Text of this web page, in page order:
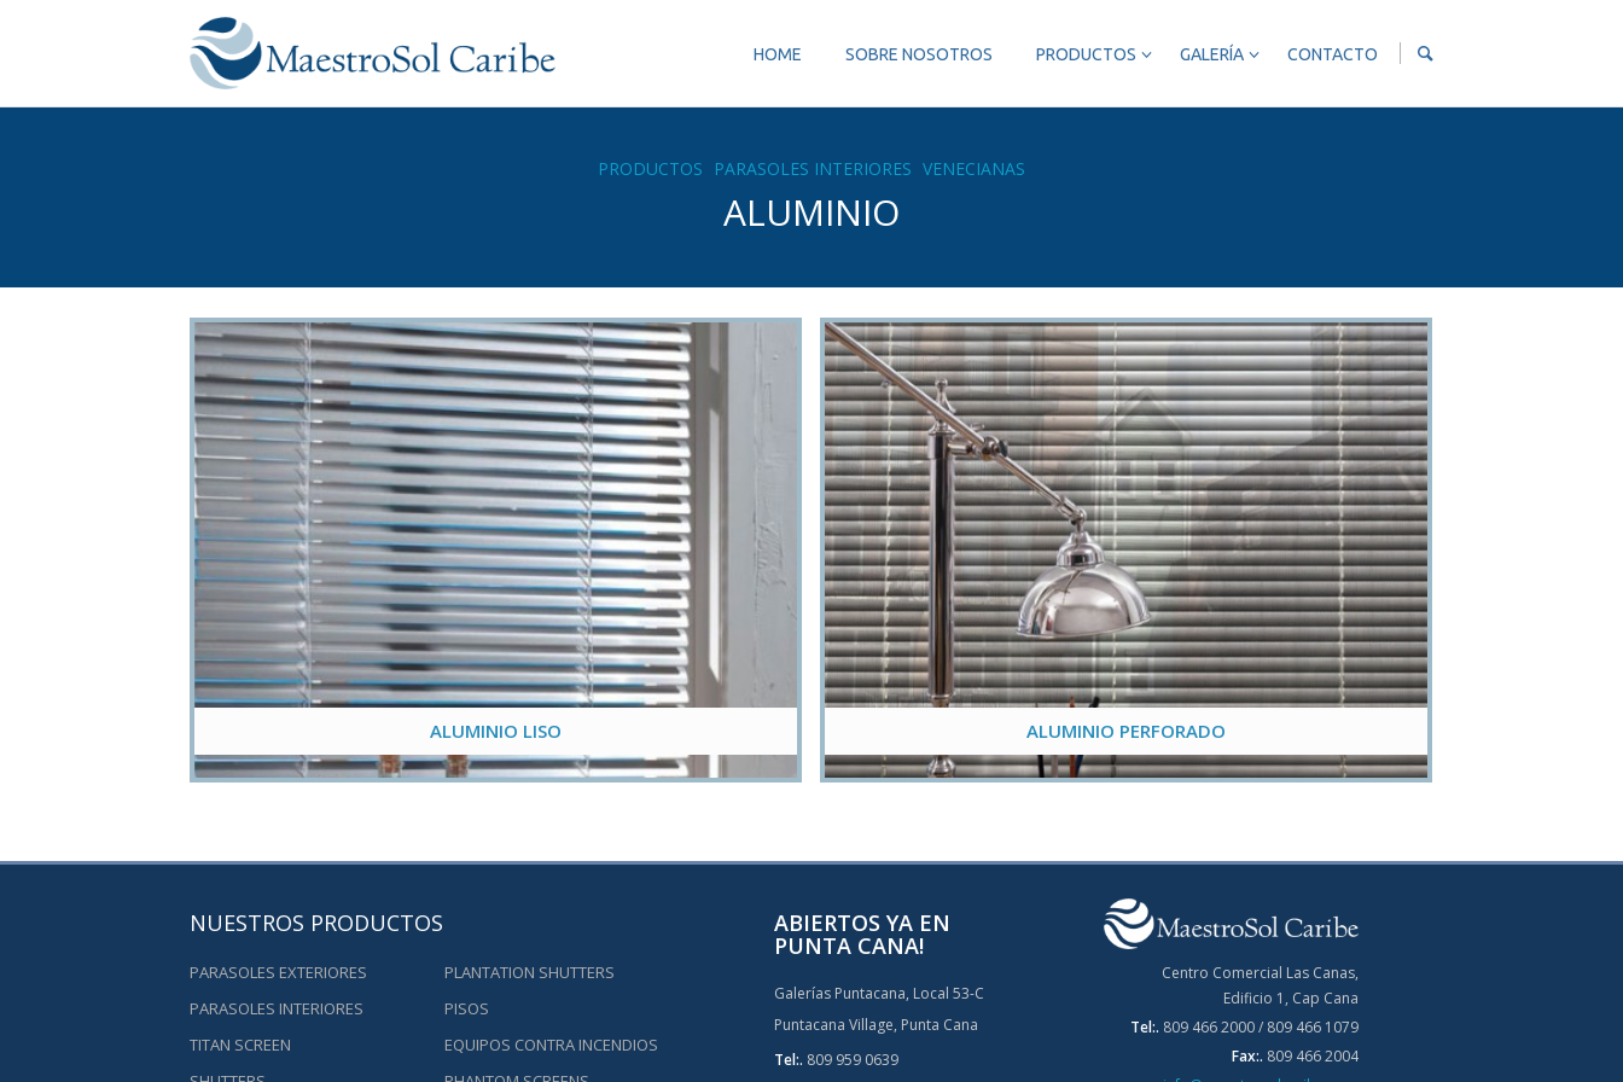
HOME SOBRE NOSOTROS PRODUCTOS GALERÍA CONTACTO
PRODUCTOS PARASOLES INTERIORES VENECIANAS
ALUMINIO
ALUMINIO LISO ALUMINIO PERFORADO
NUESTROS PRODUCTOS
PARASOLES EXTERIORES
PARASOLES INTERIORES
TITAN SCREEN
PLANTATION SHUTTERS
PISOS
EQUIPOS CONTRA INCENDIOS
ABIERTOS YA EN
PUNTA CANA!
Galerías Puntacana, Local 53-C
Puntacana Village, Punta Cana
Tel:. 809 959 0639
Centro Comercial Las Canas,
Edificio 1, Cap Cana
Tel:. 809 466 2000 / 809 466 1079
Fax:. 809 466 2004